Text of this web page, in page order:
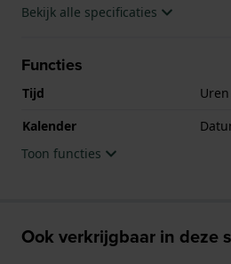
Bekijk alle specificaties
Functies
Tijd
Kalender
Toon functies
Ook verkrijgbaar in deze